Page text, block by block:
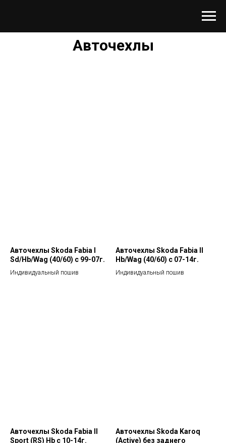
Авточехлы
Авточехлы Skoda Fabia I
Sd/Hb/Wag (40/60) c 99-07г.
Индивидуальный пошив
Авточехлы Skoda Fabia II
Hb/Wag (40/60) с 07-14г.
Индивидуальный пошив
Авточехлы Skoda Fabia II
Sport (RS) Hb c 10-14г.
Авточехлы Skoda Karoq
(Active) без заднего